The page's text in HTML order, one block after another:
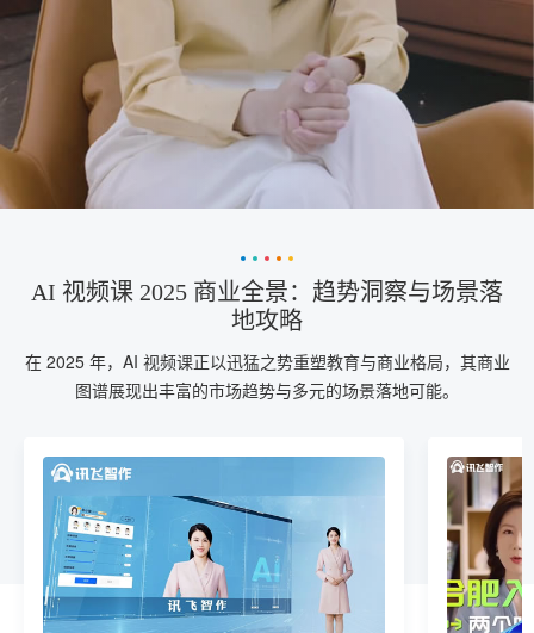
AI 视频课 2025 商业全景：趋势洞察与场景落
地攻略
在 2025 年，AI 视频课正以迅猛之势重塑教育与商业格局，其商业
图谱展现出丰富的市场趋势与多元的场景落地可能。